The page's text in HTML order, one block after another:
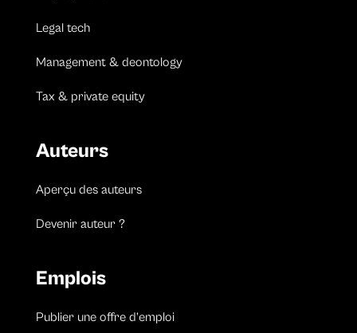
Legal tech
Management & deontology
Tax & private equity
Auteurs
Aperçu des auteurs
Devenir auteur ?
Emplois
Publier une offre d’emploi